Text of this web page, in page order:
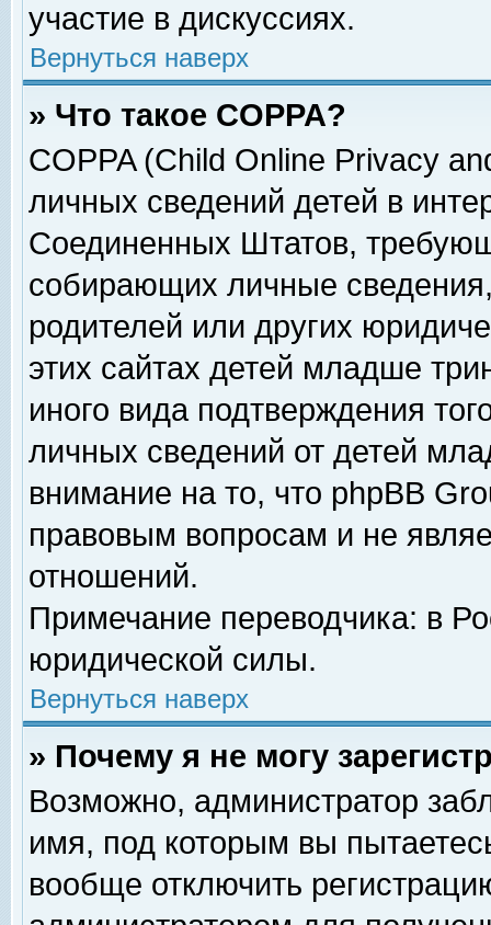
участие в дискуссиях.
Вернуться наверх
» Что такое COPPA?
COPPA (Child Online Privacy
личных сведений детей в
Соединенных Штатов,
собирающих личные
родителей или других
этих сайтах детей младше
иного вида подтверждения
личных сведений от детей
внимание на то, что phpBB
правовым вопросам и не
отношений.
Примечание переводчика: в
юридической силы.
Вернуться наверх
» Почему я не могу
Возможно, администратор
имя, под которым вы
вообще отключить